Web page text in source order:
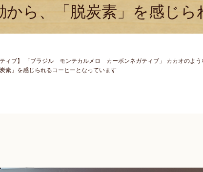
ら、「脱炭素」を感じ
ティブ】 「ブラジル モンテカルメロ カーボンネガティブ」 カカオのよ
素」を感じられるコーヒーとなっています